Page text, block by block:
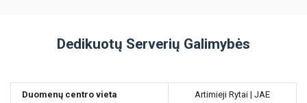
Dedikuotų Serverių Galimybės
Duomenų centro vieta Artimieji Rytai | JAE